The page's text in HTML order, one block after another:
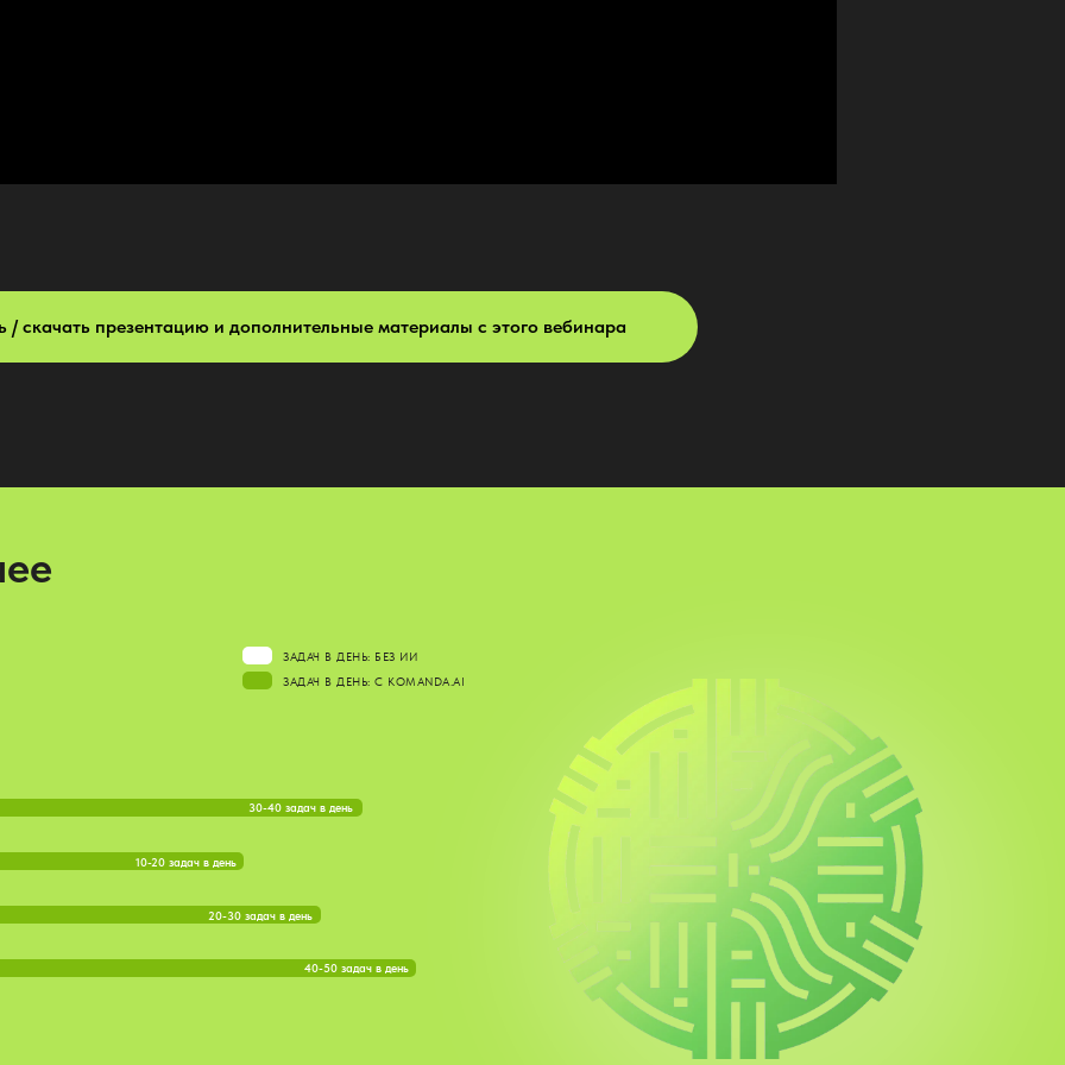
/ скачать презентацию и дополнительные материалы с этого вебинара
ЗАДАЧ В ДЕНЬ: БЕЗ ИИ
ЗАДАЧ В ДЕНЬ: С KOMANDA.AI
30-40 задач в день
10-20 задач в день
20-30 задач в день
40-50 задач в день